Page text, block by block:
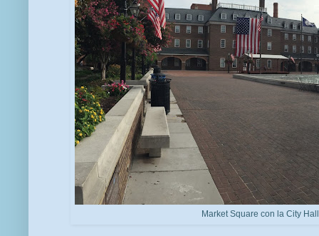
Market Square con la City